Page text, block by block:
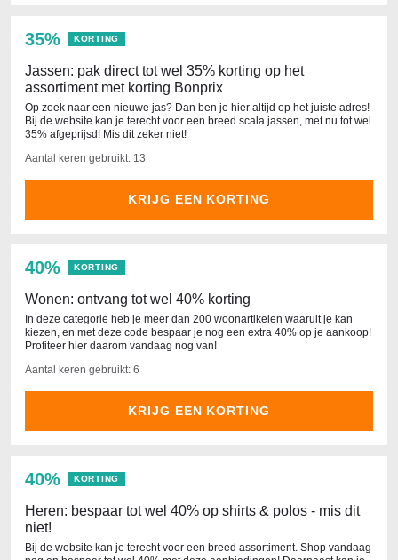
35% KORTING
Jassen: pak direct tot wel 35% korting op het
assortiment met korting Bonprix
Op zoek naar een nieuwe jas? Dan ben je hier altijd op het juiste adres!
Bij de website kan je terecht voor een breed scala jassen, met nu tot wel
35% afgeprijsd! Mis dit zeker niet!
Aantal keren gebruikt: 13
KRIJG EEN KORTING
40% KORTING
Wonen: ontvang tot wel 40% korting
In deze categorie heb je meer dan 200 woonartikelen waaruit je kan
kiezen, en met deze code bespaar je nog een extra 40% op je aankoop!
Profiteer hier daarom vandaag nog van!
Aantal keren gebruikt: 6
KRIJG EEN KORTING
40% KORTING
Heren: bespaar tot wel 40% op shirts & polos - mis dit
niet!
Bij de website kan je terecht voor een breed assortiment. Shop vandaag